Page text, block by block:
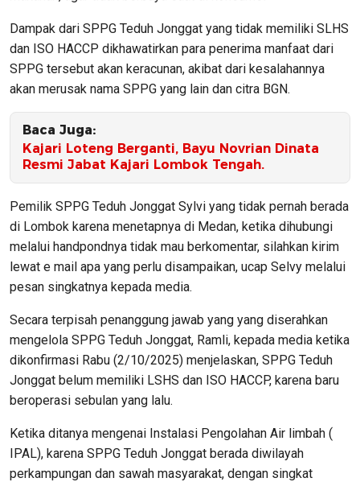
Dampak dari SPPG Teduh Jonggat yang tidak memiliki SLHS
dan ISO HACCP dikhawatirkan para penerima manfaat dari
SPPG tersebut akan keracunan, akibat dari kesalahannya
akan merusak nama SPPG yang lain dan citra BGN.
Baca Juga:
Kajari Loteng Berganti, Bayu Novrian Dinata
Resmi Jabat Kajari Lombok Tengah.
Pemilik SPPG Teduh Jonggat Sylvi yang tidak pernah berada
di Lombok karena menetapnya di Medan, ketika dihubungi
melalui handpondnya tidak mau berkomentar, silahkan kirim
lewat e mail apa yang perlu disampaikan, ucap Selvy melalui
pesan singkatnya kepada media.
Secara terpisah penanggung jawab yang yang diserahkan
mengelola SPPG Teduh Jonggat, Ramli, kepada media ketika
dikonfirmasi Rabu (2/10/2025) menjelaskan, SPPG Teduh
Jonggat belum memiliki LSHS dan ISO HACCP, karena baru
beroperasi sebulan yang lalu.
Ketika ditanya mengenai Instalasi Pengolahan Air limbah (
IPAL), karena SPPG Teduh Jonggat berada diwilayah
perkampungan dan sawah masyarakat, dengan singkat